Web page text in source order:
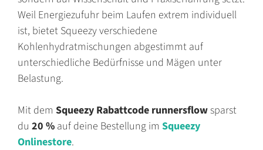
Weil Energiezufuhr beim Laufen extrem individuell
ist, bietet Squeezy verschiedene
Kohlenhydratmischungen abgestimmt auf
unterschiedliche Bedürfnisse und Mägen unter
Belastung.
Mit dem Squeezy Rabattcode runnersflow sparst
du 20 % auf deine Bestellung im Squeezy
Onlinestore.